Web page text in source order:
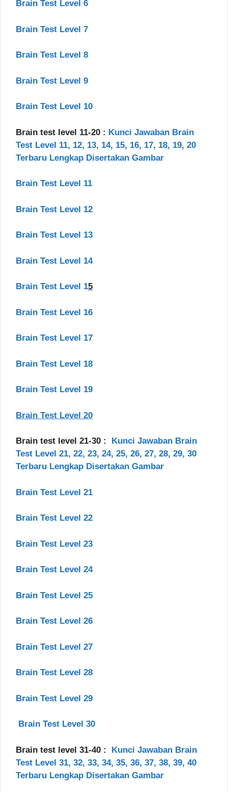
Brain Test Level 6
Brain Test Level 7
Brain Test Level 8
Brain Test Level 9
Brain Test Level 10
Brain test level 11-20 : Kunci Jawaban Brain
Test Level 11, 12, 13, 14, 15, 16, 17, 18, 19, 20
Terbaru Lengkap Disertakan Gambar
Brain Test Level 11
Brain Test Level 12
Brain Test Level 13
Brain Test Level 14
Brain Test Level 15
Brain Test Level 16
Brain Test Level 17
Brain Test Level 18
Brain Test Level 19
Brain Test Level 20
Brain test level 21-30 : Kunci Jawaban Brain
Test Level 21, 22, 23, 24, 25, 26, 27, 28, 29, 30
Terbaru Lengkap Disertakan Gambar
Brain Test Level 21
Brain Test Level 22
Brain Test Level 23
Brain Test Level 24
Brain Test Level 25
Brain Test Level 26
Brain Test Level 27
Brain Test Level 28
Brain Test Level 29
Brain Test Level 30
Brain test level 31-40 : Kunci Jawaban Brain
Test Level 31, 32, 33, 34, 35, 36, 37, 38, 39, 40
Terbaru Lengkap Disertakan Gambar